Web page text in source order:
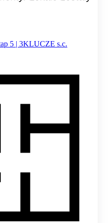
5 | 3KLUCZE s.c.